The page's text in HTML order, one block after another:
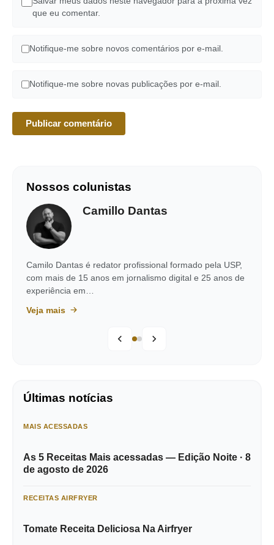
que eu comentar.
Notifique-me sobre novos comentários por e-mail.
Notifique-me sobre novas publicações por e-mail.
Nossos colunistas
Camillo Dantas
Camilo Dantas é redator profissional formado pela USP,
com mais de 15 anos em jornalismo digital e 25 anos de
experiência em…
Veja mais
Últimas notícias
MAIS ACESSADAS
As 5 Receitas Mais acessadas — Edição Noite · 8
de agosto de 2026
RECEITAS AIRFRYER
Tomate Receita Deliciosa Na Airfryer